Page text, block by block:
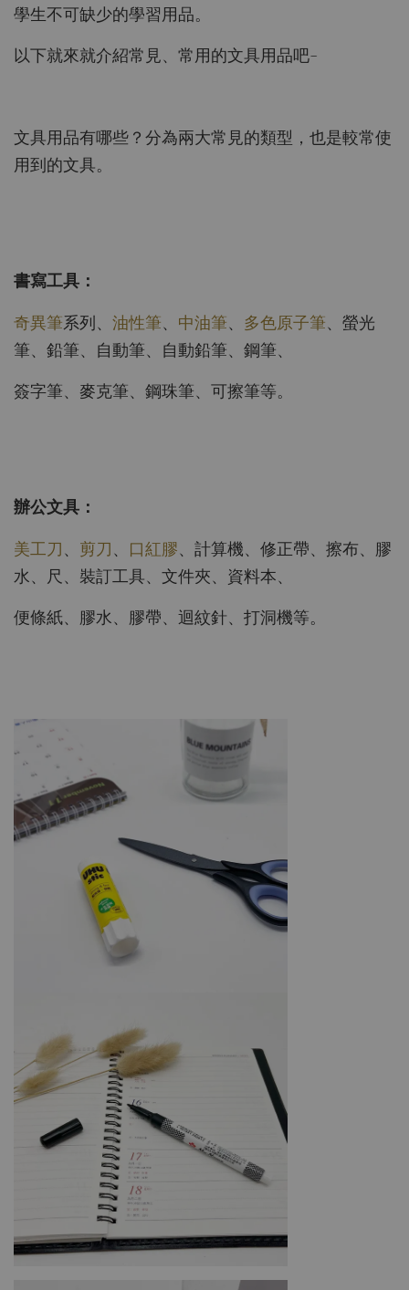
學生不可缺少的學習用品。
以下就來就介紹常見、常用的文具用品吧~
文具用品有哪些？分為兩大常見的類型，也是較常使
用到的文具。
書寫工具：
奇異筆系列、 油性筆、 中油筆、 多色原子筆、螢光
筆、鉛筆、自動筆、自動鉛筆、鋼筆、
簽字筆、麥克筆、鋼珠筆、可擦筆等。
辦公文具：
美工刀、 剪刀、 口紅膠、計算機、修正帶、擦布、膠
水、尺、裝訂工具、文件夾、資料本、
便條紙、膠水、膠帶、迴紋針、打洞機等。